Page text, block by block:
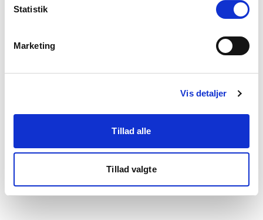
Statistik
Marketing
Vis detaljer
Tillad alle
Tillad valgte